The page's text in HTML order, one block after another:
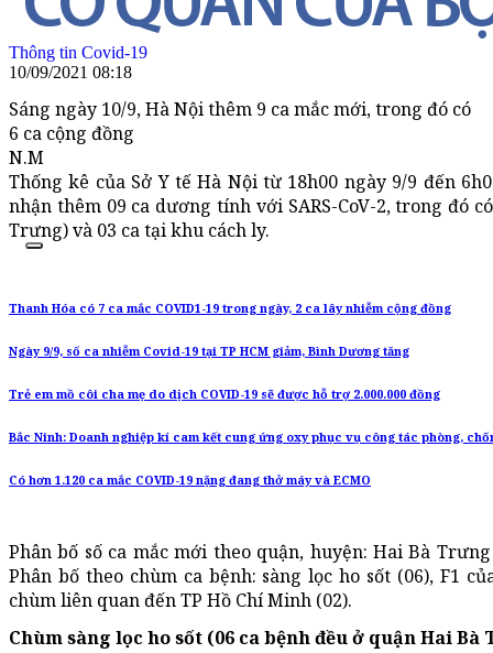
Thông tin Covid-19
10/09/2021 08:18
Sáng ngày 10/9, Hà Nội thêm 9 ca mắc mới, trong đó có
6 ca cộng đồng
N.M
Thống kê của Sở Y tế Hà Nội từ 18h00 ngày 9/9 đến
nhận thêm 09 ca dương tính với SARS-CoV-2, trong đó
Trưng) và 03 ca tại khu cách ly.
Thanh Hóa có 7 ca mắc COVID1-19 trong ngày, 2 ca lây nhiễm cộng đồng
Ngày 9/9, số ca nhiễm Covid-19 tại TP HCM giảm, Bình Dương tăng
Trẻ em mồ côi cha mẹ do dịch COVID-19 sẽ được hỗ trợ 2.000.000 đồng
Bắc Ninh: Doanh nghiệp kí cam kết cung ứng oxy phục vụ công tác phòng,
Có hơn 1.120 ca mắc COVID-19 nặng đang thở máy và ECMO
Phân bố số ca mắc mới theo quận, huyện: Hai Bà
Phân bố theo chùm ca bệnh: sàng lọc ho sốt (06), F1
chùm liên quan đến TP Hồ Chí Minh (02).
Chùm sàng lọc ho sốt (06 ca bệnh đều ở quận Hai Bà